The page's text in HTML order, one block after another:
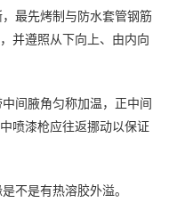
最先烤制与防水套管钢筋
并遵照从下向上、由内向
间腋角匀称加温，正中间
喷漆枪应往返挪动以保证
不是有热溶胶外溢。